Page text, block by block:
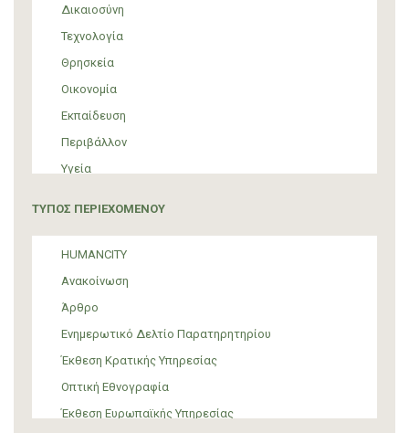
Δικαιοσύνη
Τεχνολογία
Θρησκεία
Οικονομία
Εκπαίδευση
Περιβάλλον
Υγεία
ΜΜΕ
Θεσμικές ρυθμίσεις
Υποστήριξη Προσφύγων και Μεταναστών
Υλικός πολιτισμός
Τέχνη
ΤΥΠΟΣ ΠΕΡΙΕΧΟΜΕΝΟΥ
HUMANCITY
Ανακοίνωση
Άρθρο
Ενημερωτικό Δελτίο Παρατηρητηρίου
Έκθεση Κρατικής Υπηρεσίας
Οπτική Εθνογραφία
Έκθεση Ευρωπαϊκής Υπηρεσίας